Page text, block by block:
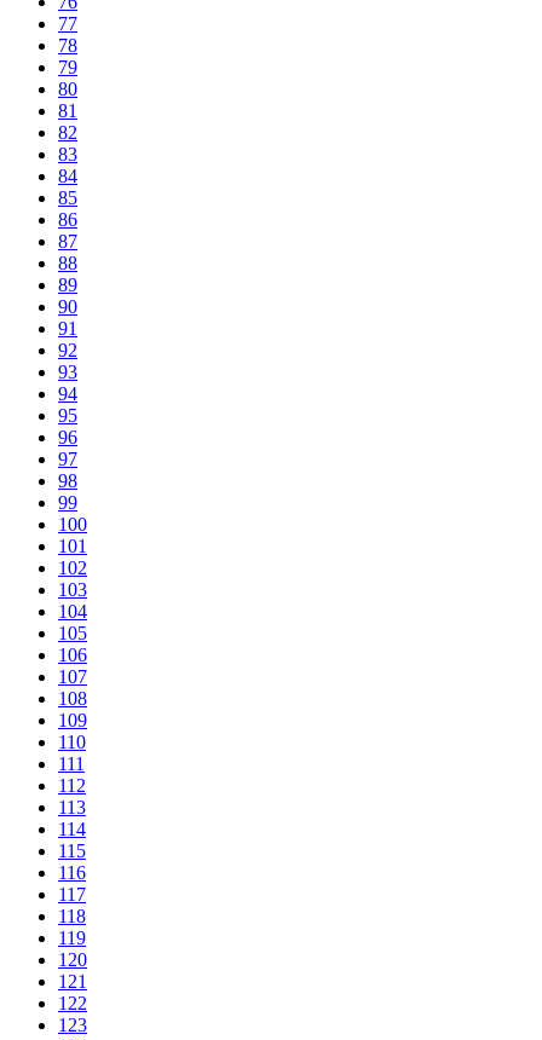
77
78
79
80
81
82
83
84
85
86
87
88
89
90
91
92
93
94
95
96
97
98
99
100
101
102
103
104
105
106
107
108
109
110
111
112
113
114
115
116
117
118
119
120
121
122
123